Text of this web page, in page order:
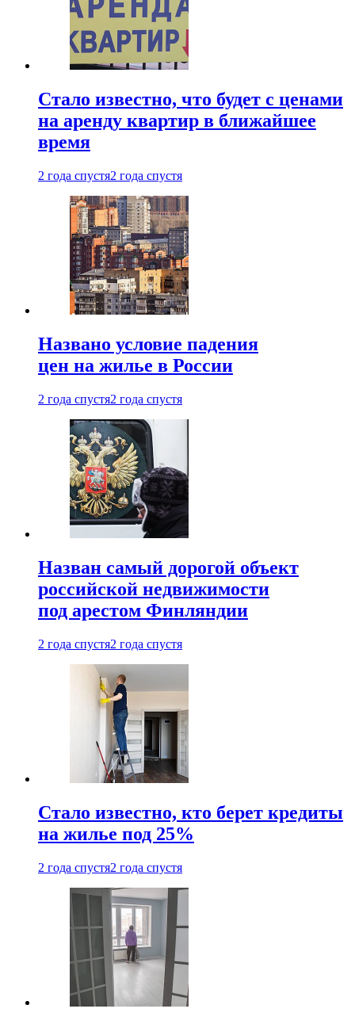
Стало известно, что будет с ценами
на аренду квартир в ближайшее
время
2 года спустя2 года спустя
Названо условие падения
цен на жилье в России
2 года спустя2 года спустя
Назван самый дорогой объект
российской недвижимости
под арестом Финляндии
2 года спустя2 года спустя
Стало известно, кто берет кредиты
на жилье под 25%
2 года спустя2 года спустя